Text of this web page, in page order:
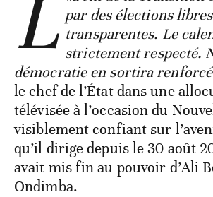
L par des élections
transparentes. Le
strictement respecté.
démocratie en sortira
le chef de l’État dans une
télévisée à l’occasion du
visiblement confiant sur
qu’il dirige depuis le 30 août
avait mis fin au pouvoir d’Ali
Ondimba.